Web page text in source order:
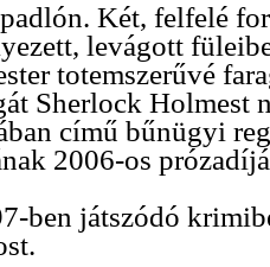
Két, felfelé
levágott
totemszerűvé
Sherlock Holmest
című bűnügyi
2006-os
ben játszódó